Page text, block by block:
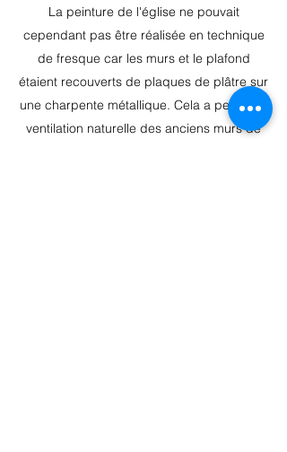
La peinture de l'église ne pouvait
cependant pas être réalisée en technique
de fresque car les murs et le plafond
étaient recouverts de plaques de plâtre sur
une charpente métallique. Cela a permis la
ventilation naturelle des anciens murs de